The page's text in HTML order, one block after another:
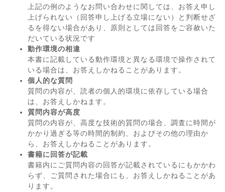
上記の例のようなお問い合わせに関しては、お答え申し
上げられない（回答申し上げる立場にない）と判断せざ
るを得ない場合があり、原則としては回答をご容赦いた
だいている状況です
動作環境の相違
本書に記載している動作環境と異なる環境で操作されて
いる場合は、お答えしかねることがあります。
個人的な質問
質問の内容が、読者の個人的環境に依存している場合
は、お答えしかねます。
質問内容が高度
質問の内容が、高度な技術的質問の場合、調査に時間が
かかり過ぎる等の時間的制約、およびその他の理由か
ら、お答えしかねることがあります。
書籍に回答が記載
書籍内にご質問内容の回答が記載されているにもかかわ
らず、ご質問された場合にも、お答えしかねることがあ
ります。